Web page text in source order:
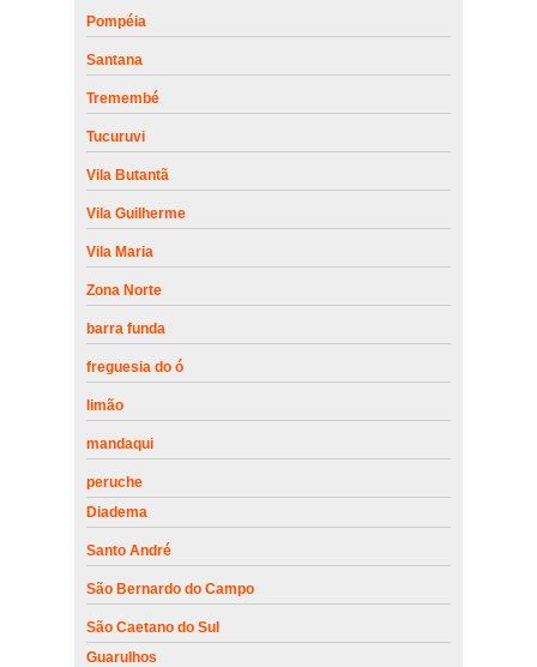
Pompéia
Santana
Tremembé
Tucuruvi
Vila Butantã
Vila Guilherme
Vila Maria
Zona Norte
barra funda
freguesia do ó
limão
mandaqui
peruche
Diadema
Santo André
São Bernardo do Campo
São Caetano do Sul
Guarulhos